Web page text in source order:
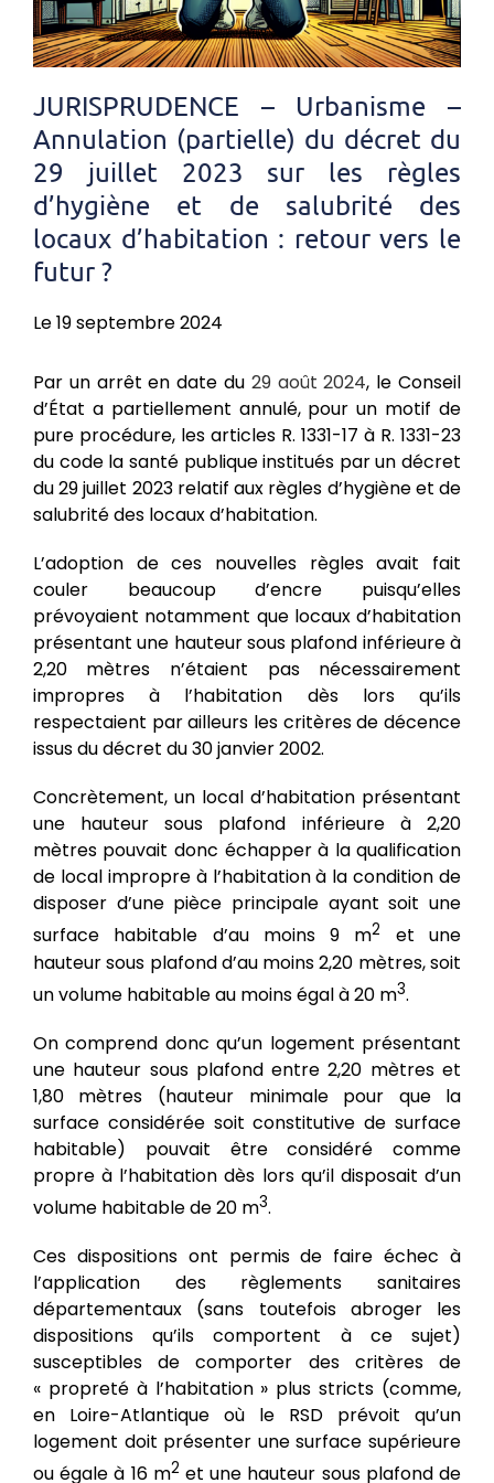
JURISPRUDENCE – Urbanisme –
Annulation (partielle) du décret du
29 juillet 2023 sur les règles
d’hygiène et de salubrité des
locaux d’habitation : retour vers le
futur ?
Le 19 septembre 2024
Par un arrêt en date du 29 août 2024, le Conseil
d’État a partiellement annulé, pour un motif de
pure procédure, les articles R. 1331-17 à R. 1331-23
du code la santé publique institués par un décret
du 29 juillet 2023 relatif aux règles d’hygiène et de
salubrité des locaux d’habitation.
L’adoption de ces nouvelles règles avait fait
couler beaucoup d’encre puisqu’elles
prévoyaient notamment que locaux d’habitation
présentant une hauteur sous plafond inférieure à
2,20 mètres n’étaient pas nécessairement
impropres à l’habitation dès lors qu’ils
respectaient par ailleurs les critères de décence
issus du décret du 30 janvier 2002.
Concrètement, un local d’habitation présentant
une hauteur sous plafond inférieure à 2,20
mètres pouvait donc échapper à la qualification
de local impropre à l’habitation à la condition de
disposer d’une pièce principale ayant soit une
surface habitable d’au moins 9 m2 et une
hauteur sous plafond d’au moins 2,20 mètres, soit
un volume habitable au moins égal à 20 m3.
On comprend donc qu’un logement présentant
une hauteur sous plafond entre 2,20 mètres et
1,80 mètres (hauteur minimale pour que la
surface considérée soit constitutive de surface
habitable) pouvait être considéré comme
propre à l’habitation dès lors qu’il disposait d’un
volume habitable de 20 m3.
Ces dispositions ont permis de faire échec à
l’application des règlements sanitaires
départementaux (sans toutefois abroger les
dispositions qu’ils comportent à ce sujet)
susceptibles de comporter des critères de
« propreté à l’habitation » plus stricts (comme,
en Loire-Atlantique où le RSD prévoit qu’un
logement doit présenter une surface supérieure
ou égale à 16 m2 et une hauteur sous plafond de